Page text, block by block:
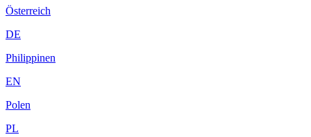
Österreich
DE
Philippinen
EN
Polen
PL